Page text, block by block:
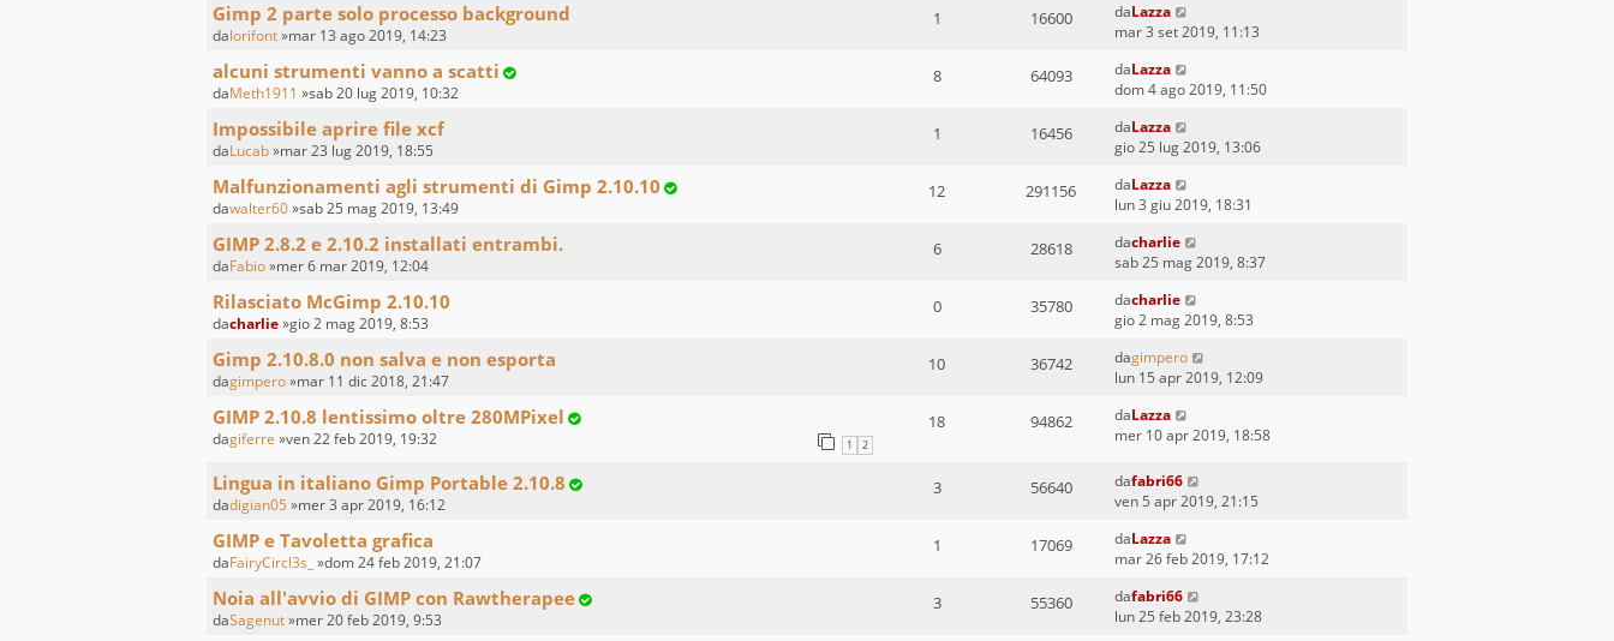
Gimp 2 parte solo processo background
dalorifont»mar 13 ago 2019, 14:23
1 16600 daLazza
mar 3 set 2019, 11:13
alcuni strumenti vanno a scatti
daMeth1911 »sab 20 lug 2019, 10:32
8 64093 daLazza
dom 4 ago 2019, 11:50
Impossibile aprire file xcf
daLucab»mar 23 lug 2019, 18:55
1 16456 daLazza
gio 25 lug 2019, 13:06
Malfunzionamenti agli strumenti di Gimp 2.10.10
dawalter60»sab 25 mag 2019, 13:49
12 291156 daLazza
lun 3 giu 2019, 18:31
GIMP 2.8.2 e 2.10.2 installati entrambi.
daFabio»mer 6 mar 2019, 12:04
6 28618 dacharlie
sab 25 mag 2019, 8:37
Rilasciato McGimp 2.10.10
dacharlie»gio 2 mag 2019, 8:53
0 35780 dacharlie
gio 2 mag 2019, 8:53
Gimp 2.10.8.0 non salva e non esporta
dagimpero»mar 11 dic 2018, 21:47
10 36742 dagimpero
lun 15 apr 2019, 12:09
GIMP 2.10.8 lentissimo oltre 280MPixel
dagiferre »ven 22 feb 2019, 19:32 1 2
18 94862 daLazza
mer 10 apr 2019, 18:58
Lingua in italiano Gimp Portable 2.10.8
dadigian05 »mer 3 apr 2019, 16:12
3 56640 dafabri66
ven 5 apr 2019, 21:15
GIMP e Tavoletta grafica
daFairyCircl3s_ »dom 24 feb 2019, 21:07
1 17069 daLazza
mar 26 feb 2019, 17:12
Noia all'avvio di GIMP con Rawtherapee
daSagenut»mer 20 feb 2019, 9:53
3 55360 dafabri66
lun 25 feb 2019, 23:28